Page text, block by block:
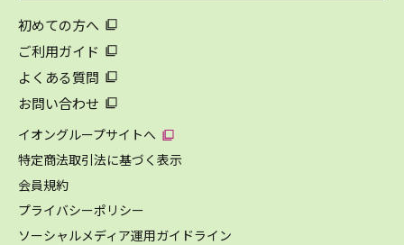
初めての方へ
ご利用ガイド
よくある質問
お問い合わせ
イオングループサイトへ
特定商法取引法に基づく表示
会員規約
プライバシーポリシー
ソーシャルメディア運用ガイドライン